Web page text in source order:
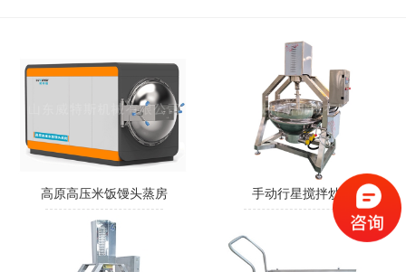
高原高压米饭馒头蒸房 手动行星搅拌炒锅